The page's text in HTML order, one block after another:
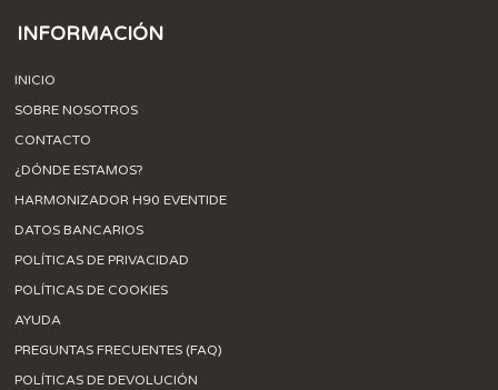
INFORMACIÓN
INICIO
SOBRE NOSOTROS
CONTACTO
¿DÓNDE ESTAMOS?
HARMONIZADOR H90 EVENTIDE
DATOS BANCARIOS
POLÍTICAS DE PRIVACIDAD
POLÍTICAS DE COOKIES
AYUDA
PREGUNTAS FRECUENTES (FAQ)
POLÍTICAS DE DEVOLUCIÓN